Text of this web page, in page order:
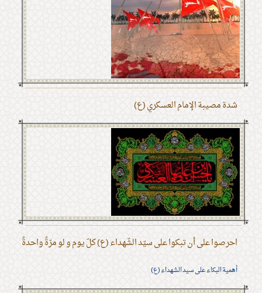
شدة مصيبة الإمام العسكري (ع)
احرصوا على أن تبكوا على سيّد الشّهداء (ع) كلّ يوم و لو مرّةً واحدةً
أهمية البكاء على سيد الشهداء (ع)